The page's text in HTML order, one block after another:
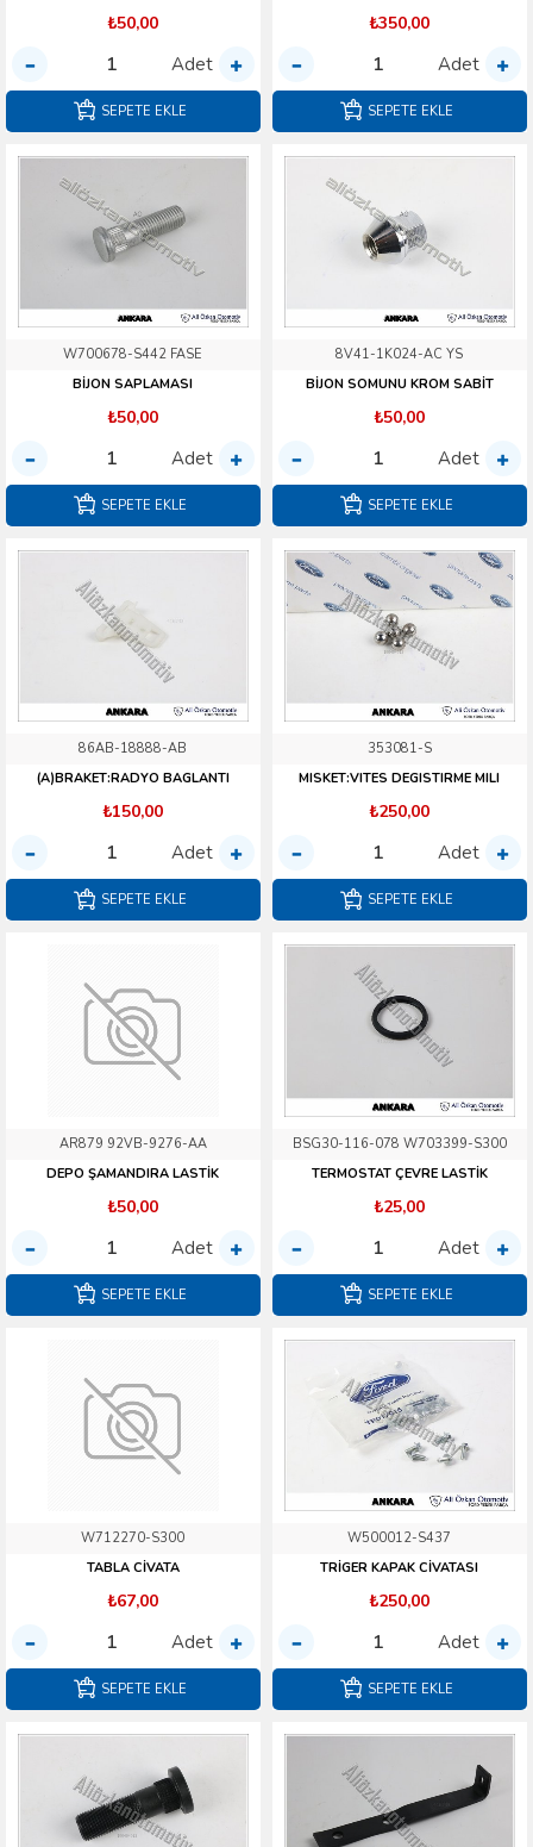
₺50,00
Adet
SEPETE EKLE
₺350,00
Adet
SEPETE EKLE
W700678-S442 FASE
BİJON SAPLAMASI
₺50,00
Adet
SEPETE EKLE
8V41-1K024-AC YS
BİJON SOMUNU KROM SABİT
₺50,00
Adet
SEPETE EKLE
86AB-18888-AB
(A)BRAKET:RADYO BAGLANTI
₺150,00
Adet
SEPETE EKLE
353081-S
MISKET:VITES DEGISTIRME MILI
₺250,00
Adet
SEPETE EKLE
AR879 92VB-9276-AA
DEPO ŞAMANDIRA LASTİK
₺50,00
Adet
SEPETE EKLE
BSG30-116-078 W703399-S300
TERMOSTAT ÇEVRE LASTİK
₺25,00
Adet
SEPETE EKLE
W712270-S300
TABLA CİVATA
₺67,00
Adet
SEPETE EKLE
W500012-S437
TRİGER KAPAK CİVATASI
₺250,00
Adet
SEPETE EKLE